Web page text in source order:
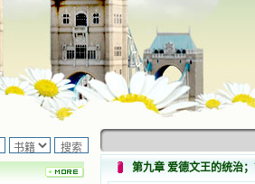
第九章 爱德文王的统治